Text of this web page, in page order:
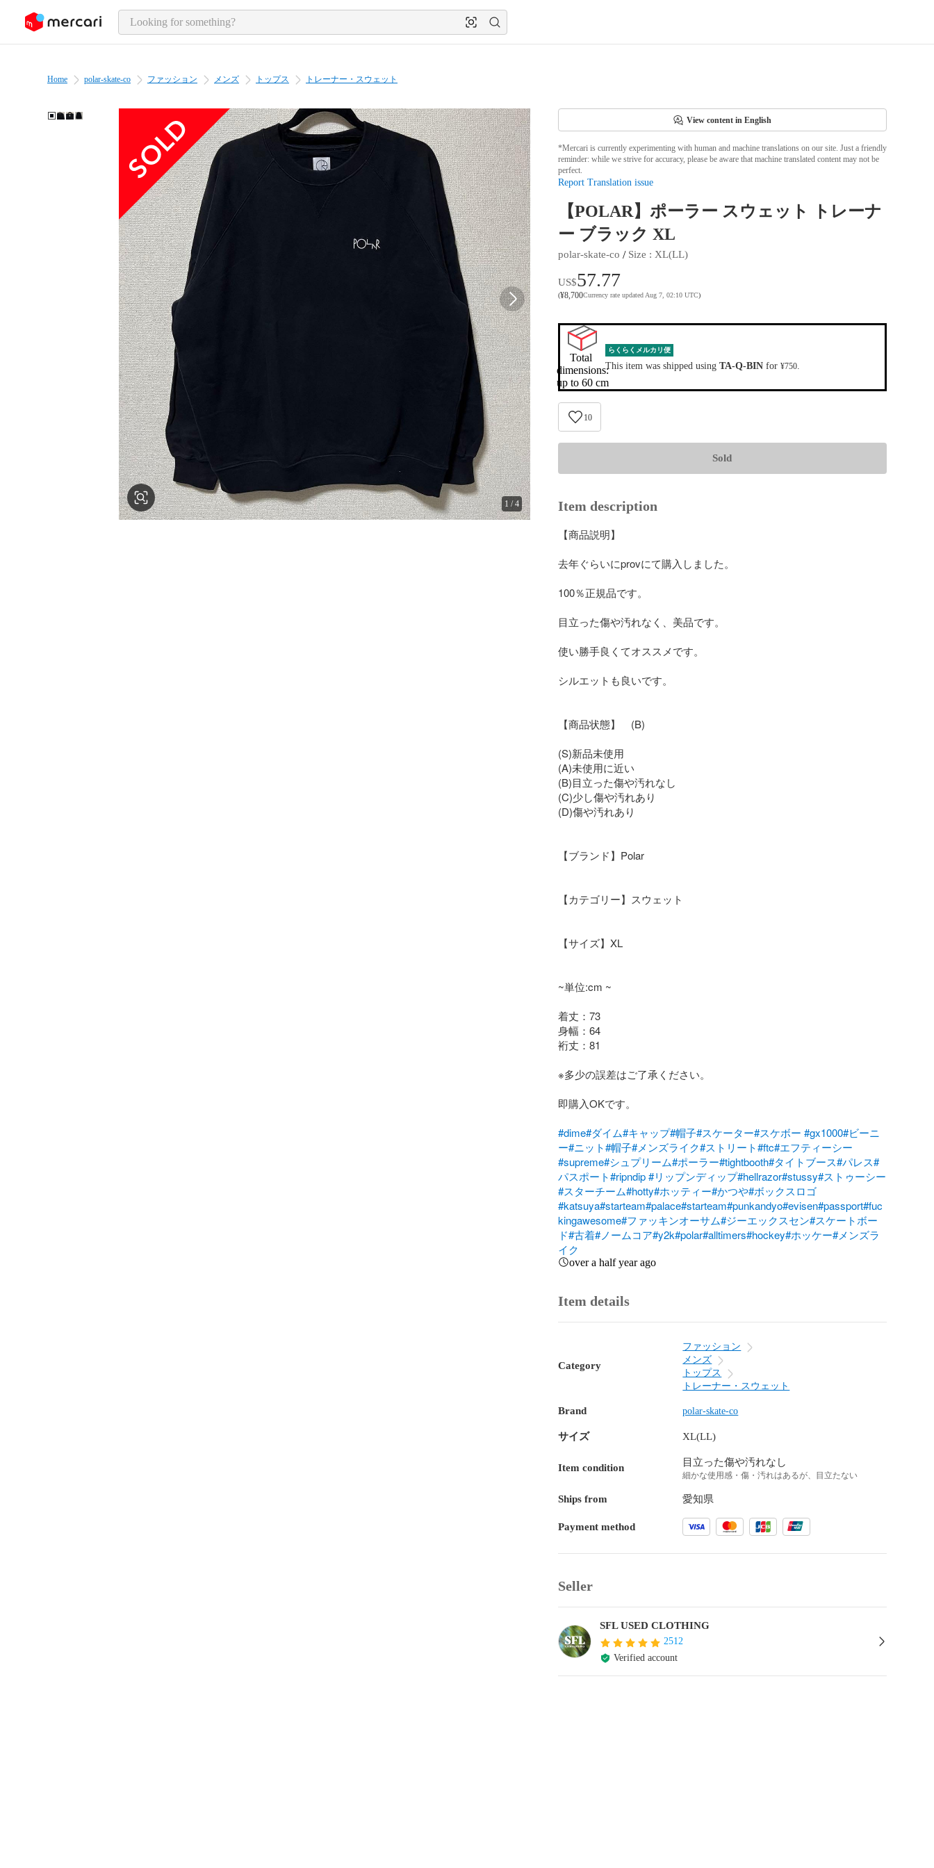
page content
Home polar-skate-co ファッション メンズ トップス トレーナー・スウェット
1 /4
View content in English
*Mercari is currently experimenting with human and machine translations on our site. Just a friendly
reminder: while we strive for accuracy, please be aware that machine translated content may not be
perfect.
Report Translation issue
【POLAR】ポーラー スウェット トレーナ
ー ブラック XL
polar-skate-co / Size : XL(LL)
US$57.77
(¥8,700Currency rate updated Aug 7, 02:10 UTC)
Total
dimensions:
up to 60 cm
らくらくメルカリ便
This item was shipped using TA-Q-BINfor ¥750.
10
Sold
Item description
【商品説明】
去年ぐらいにprovにて購入しました。
100％正規品です。
目立った傷や汚れなく、美品です。
使い勝手良くてオススメです。
シルエットも良いです。
【商品状態】　(B)
(S)新品未使用
(A)未使用に近い
(B)目立った傷や汚れなし
(C)少し傷や汚れあり
(D)傷や汚れあり
【ブランド】Polar
【カテゴリー】スウェット
【サイズ】XL
~単位:cm ~
着丈：73
身幅：64
裄丈：81
※多少の誤差はご了承ください。
即購入OKです。
#dime#ダイム#キャップ#帽子#スケーター#スケボー #gx1000#ビーニ
ー#ニット#帽子#メンズライク#ストリート#ftc#エフティーシー
#supreme#シュプリーム#ポーラー#tightbooth#タイトブース#パレス#
パスポート#ripndip #リップンディップ#hellrazor#stussy#ストゥーシー
#スターチーム#hotty#ホッティー#かつや#ボックスロゴ
#katsuya#starteam#palace#starteam#punkandyo#evisen#passport#fuc
kingawesome#ファッキンオーサム#ジーエックスセン#スケートボー
ド#古着#ノームコア#y2k#polar#alltimers#hockey#ホッケー#メンズラ
イク
over a half year ago
Item details
Category
ファッション
メンズ
トップス
トレーナー・スウェット
Brand polar-skate-co
サイズ XL(LL)
Item condition 目立った傷や汚れなし
細かな使用感・傷・汚れはあるが、目立たない
Ships from 愛知県
Payment method
Seller
SFL USED CLOTHING
2512
Verified account